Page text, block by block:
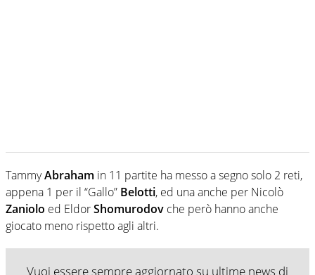
TammyAbraham in 11 partite ha messo a segno solo 2 reti,
appena 1 per il “Gallo” Belotti, ed una anche per Nicolò
Zaniolo ed EldorShomurodov che però hanno anche
giocato meno rispetto agli altri.
Vuoi essere sempre aggiornato su ultime news di